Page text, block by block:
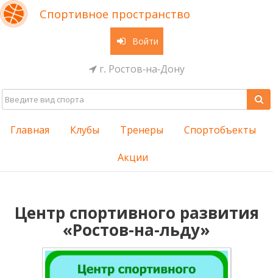
Спортивное пространство
Войти
г. Ростов-на-Дону
Главная Клубы Тренеры Спортобъекты
Акции
Центр спортивного развития
«Ростов-на-льду»